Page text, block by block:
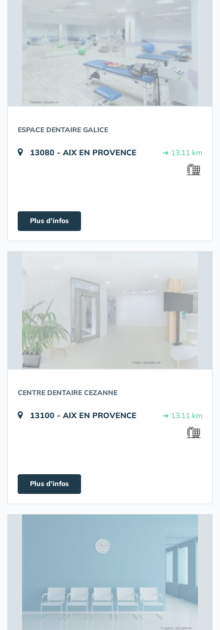
ESPACE DENTAIRE GALICE
13080 - AIX EN PROVENCE ➔ 13.11 km
Plus d'infos
CENTRE DENTAIRE CEZANNE
13100 - AIX EN PROVENCE ➔ 13.11 km
Plus d'infos